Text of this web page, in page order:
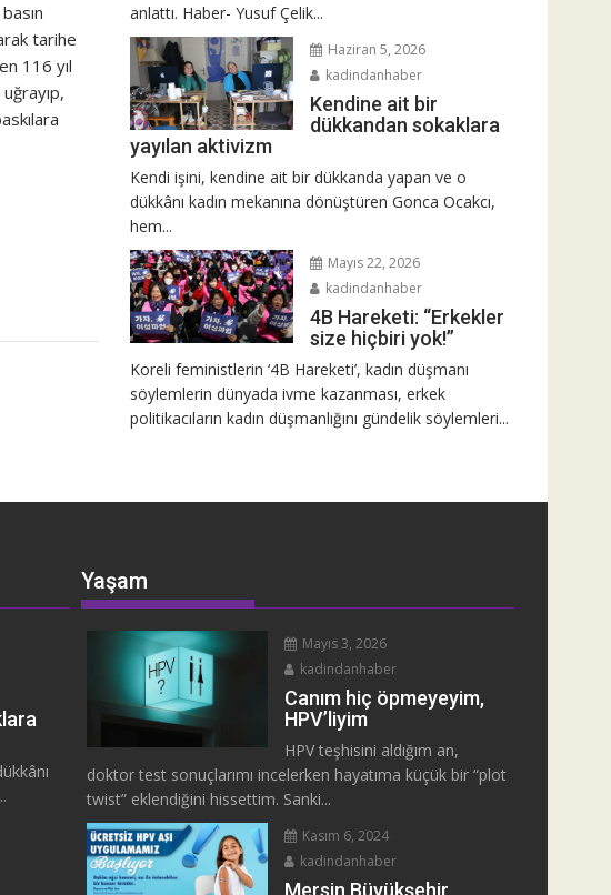
tarihe
116 yıl
anlattı. Haber- Yusuf Çelik...
Haziran 5, 2026
kadindanhaber
Kendine ait bir
dükkandan sokaklara
yayılan aktivizm
Kendi işini, kendine ait bir dükkanda yapan ve o
dükkânı kadın mekanına dönüştüren Gonca Ocakcı,
hem...
Mayıs 22, 2026
kadindanhaber
4B Hareketi: “Erkekler
size hiçbiri yok!”
Koreli feministlerin ‘4B Hareketi’, kadın düşmanı
söylemlerin dünyada ivme kazanması, erkek
politikacıların kadın düşmanlığını gündelik söylemleri...
Yaşam
Mayıs 3, 2026
kadindanhaber
Canım hiç öpmeyeyim,
HPV’liyim
HPV teşhisini aldığım an,
doktor test sonuçlarımı incelerken hayatıma küçük bir “plot
twist” eklendiğini hissettim. Sanki...
Kasım 6, 2024
kadindanhaber
Mersin Büyükşehir